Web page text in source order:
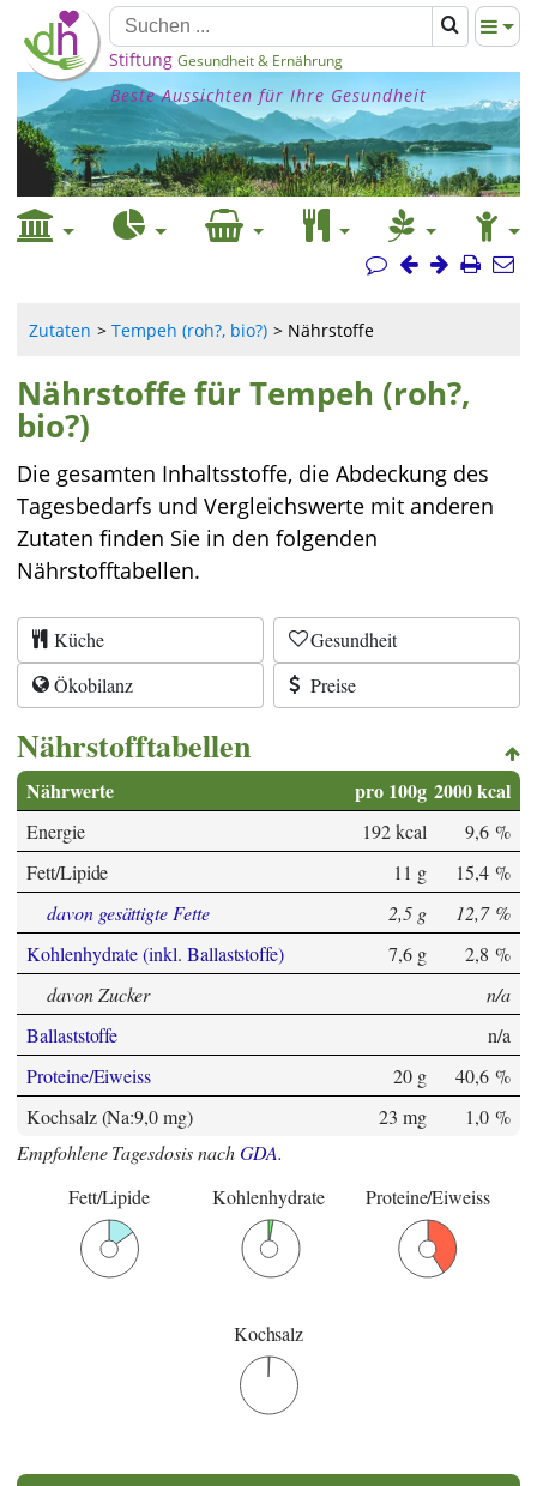
Stiftung Gesundheit & Ernährung
Beste Aussichten für Ihre Gesundheit
Zutaten Tempeh (roh?, bio?) Nährstoffe
Nährstoffe für Tempeh (roh?,
bio?)
Die gesamten Inhaltsstoffe, die Abdeckung des
Tagesbedarfs und Vergleichswerte mit anderen
Zutaten finden Sie in den folgenden
Nährstofftabellen.
Küche
Gesundheit
Ökobilanz
Preise
Nährstofftabellen
Nährwerte pro 100g 2000 kcal
Energie 192 kcal
9,6 %
Fett/Lipide
11 g
15,4 %
davon gesättigte Fette
2,5 g
12,7 %
Kohlenhydrate (inkl. Ballaststoffe)
7,6 g
2,8 %
davon Zucker
n/a
Ballaststoffe
n/a
Proteine/Eiweiss
20 g
40,6 %
Kochsalz (Na:9,0 mg)
23 mg
1,0 %
Empfohlene Tagesdosis nachGDA.
Fett/Lipide
Kohlenhydrate Proteine/Eiweiss
Kochsalz